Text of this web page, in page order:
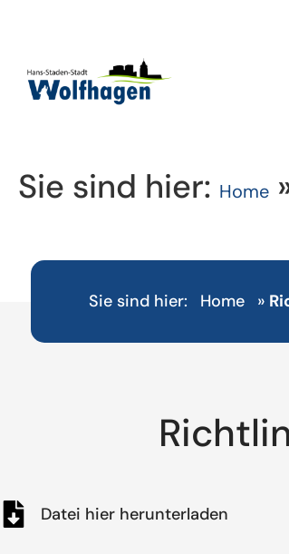
Sie sind hier: Home
Sie sind hier: Home »
Datei hier herunterladen